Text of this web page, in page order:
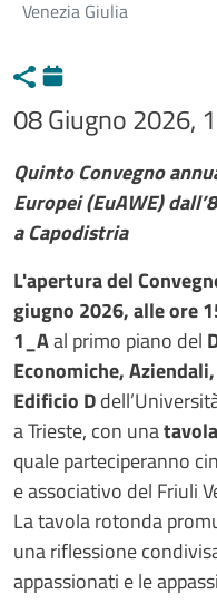
Venezia Giulia
08 Giugno 2026,
Testo evento
Quinto Convegno
Europei (EuAWE)
a Capodistria
L'apertura del
giugno 2026, alle ore
1_Aal primo piano del
Economiche,
Edificio D
a Trieste, con una
quale parteciperanno
e associativo del Friuli
La tavola rotonda
una riflessione
appassionati e le